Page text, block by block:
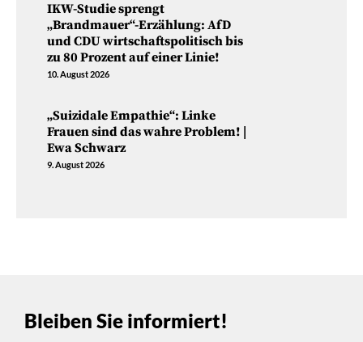
IKW-Studie sprengt
„Brandmauer“-Erzählung: AfD
und CDU wirtschaftspolitisch bis
zu 80 Prozent auf einer Linie!
10. August 2026
„Suizidale Empathie“: Linke
Frauen sind das wahre Problem! |
Ewa Schwarz
9. August 2026
Bleiben Sie informiert!